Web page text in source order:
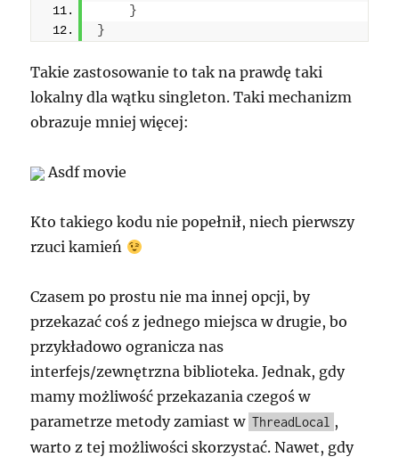
}
}
Takie zastosowanie to tak na prawdę taki
lokalny dla wątku singleton. Taki mechanizm
obrazuje mniej więcej:
Asdf movie
Kto takiego kodu nie popełnił, niech pierwszy
rzuci kamień
Czasem po prostu nie ma innej opcji, by
przekazać coś z jednego miejsca w drugie, bo
przykładowo ogranicza nas
interfejs/zewnętrzna biblioteka. Jednak, gdy
mamy możliwość przekazania czegoś w
parametrze metody zamiast w ThreadLocal ,
warto z tej możliwości skorzystać. Nawet, gdy